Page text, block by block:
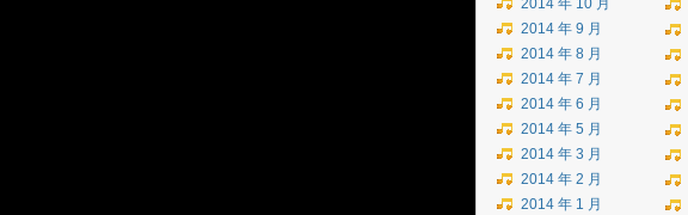
2014 年 10 月
2014 年 9 月
2014 年 8 月
2014 年 7 月
2014 年 6 月
2014 年 5 月
2014 年 3 月
2014 年 2 月
2014 年 1 月